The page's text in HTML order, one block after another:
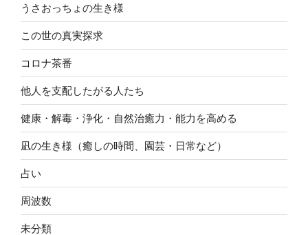
うさおっちょの生き様
この世の真実探求
コロナ茶番
他人を支配したがる人たち
健康・解毒・浄化・自然治癒力・能力を高める
凪の生き様（癒しの時間、園芸・日常など）
占い
周波数
未分類